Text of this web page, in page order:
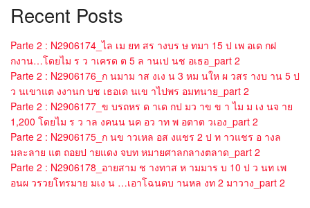
Recent Posts
Parte 2 : N2906174_ไล เม ยท สร างบร ษ ทมา 15 ป เพ อเด กฝ
กงาน…โดยไม ร ว าเครด ต 5 ล านเป นช อเธอ_part 2
Parte 2 : N2906176_ก นมาม าส งเง น 3 หม นให ผ วสร างบ าน 5 ป
ว นเขาแต งงานก บช เธอเด นเข าไปพร อมทนาย_part 2
Parte 2 : N2906177_ข บรถหร ด าเด กป มว าข ข า ไม ม เง นจ าย
1,200 โดยไม ร ว าล งคนน นค อว าท พ อตาต วเอง_part 2
Parte 2 : N2906175_ก นข าวเหล อส งแชร 2 ป ท าวแชร อ างล
มละลาย แต ถอยป ายแดง จบท หมายศาลกลางตลาด_part 2
Parte 2 : N2906178_อายสาม ช างทาส ห ามมาร บ 10 ป ว นท เพ
อนผ วรวยโทรมาย มเง น …เอาโฉนดบ านหล งท 2 มาวาง_part 2